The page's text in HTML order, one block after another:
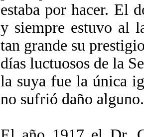
estaba por hacer. El
y siempre estuvo al
tan grande su
días luctuosos de la
la suya fue la única
no sufrió daño alguno.